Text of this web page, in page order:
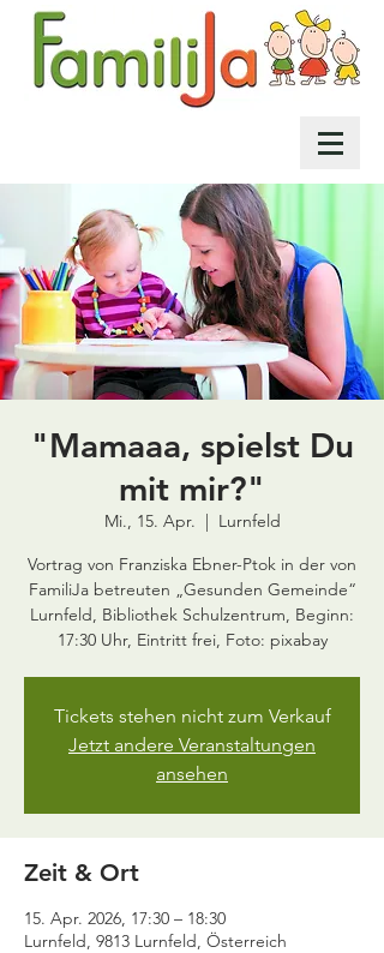
"Mamaaa, spielst Du
mit mir?"
Mi., 15. Apr.
  |
Lurnfeld
Vortrag von Franziska Ebner-Ptok in der von
FamiliJa betreuten „Gesunden Gemeinde“
Lurnfeld, Bibliothek Schulzentrum, Beginn:
17:30 Uhr, Eintritt frei, Foto: pixabay
Tickets stehen nicht zum Verkauf
Jetzt andere Veranstaltungen
ansehen
Zeit & Ort
15. Apr. 2026, 17:30 – 18:30
Lurnfeld, 9813 Lurnfeld, Österreich